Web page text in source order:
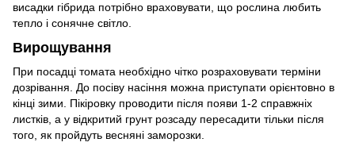
висадки гібрида потрібно враховувати, що рослина любить
тепло і сонячне світло.
Вирощування
При посадці томата необхідно чітко розраховувати терміни
дозрівання. До посіву насіння можна приступати орієнтовно в
кінці зими. Пікіровку проводити після появи 1-2 справжніх
листків, а у відкритий грунт розсаду пересадити тільки після
того, як пройдуть весняні заморозки.